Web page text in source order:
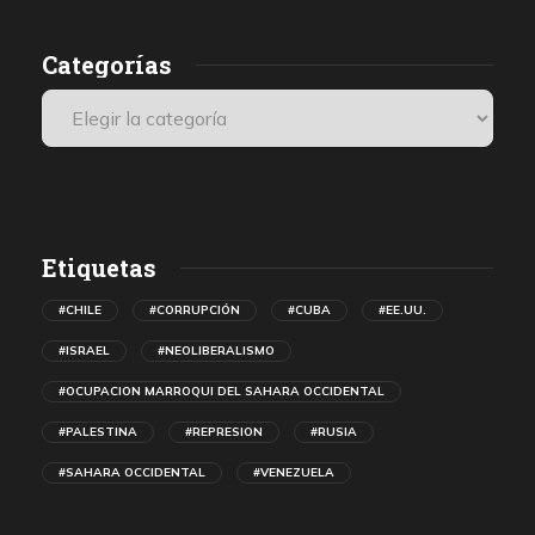
Categorías
Etiquetas
#CHILE #CORRUPCIÓN #CUBA #EE.UU.
#ISRAEL #NEOLIBERALISMO
#OCUPACION MARROQUI DEL SAHARA OCCIDENTAL
#PALESTINA #REPRESION #RUSIA
#SAHARA OCCIDENTAL #VENEZUELA